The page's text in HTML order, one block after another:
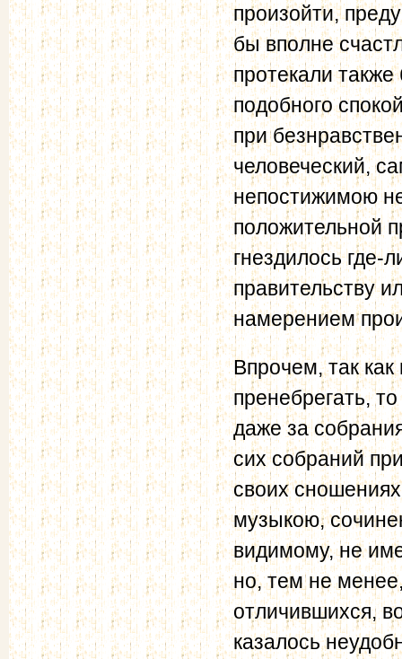
произойти,
бы вполне
протекали
подобного
при
человеческий,
непостижимою
положительной
гнездилось
правительству
намерением
Впрочем, так
пренебрегать,
даже за
сих собраний
своих
музыкою,
видимому, не
но, тем не
отличившихся,
казалось